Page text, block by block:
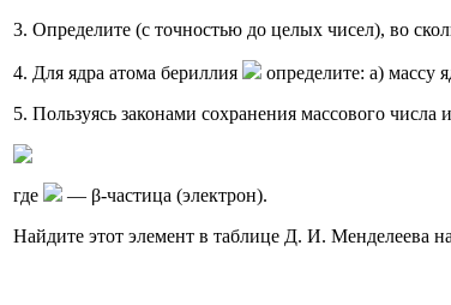
3. Определите (с точностью до целых чисел), во
4. Для ядра атома бериллия
определите: а) массу
5. Пользуясь законами сохранения массового числа
где
— β-частица (электрон).
Найдите этот элемент в таблице Д. И. Менделеева